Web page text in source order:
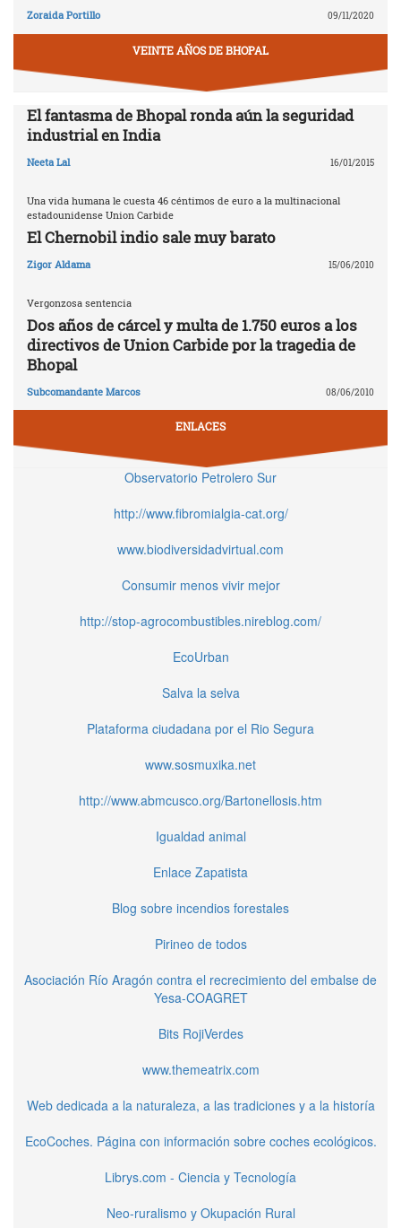
Zoraida Portillo 09/11/2020
VEINTE AÑOS DE BHOPAL
El fantasma de Bhopal ronda aún la seguridad
industrial en India
Neeta Lal 16/01/2015
Una vida humana le cuesta 46 céntimos de euro a la multinacional
estadounidense Union Carbide
El Chernobil indio sale muy barato
Zigor Aldama 15/06/2010
Vergonzosa sentencia
Dos años de cárcel y multa de 1.750 euros a los
directivos de Union Carbide por la tragedia de
Bhopal
Subcomandante Marcos 08/06/2010
ENLACES
Observatorio Petrolero Sur
http://www.fibromialgia-cat.org/
www.biodiversidadvirtual.com
Consumir menos vivir mejor
http://stop-agrocombustibles.nireblog.com/
EcoUrban
Salva la selva
Plataforma ciudadana por el Rio Segura
www.sosmuxika.net
http://www.abmcusco.org/Bartonellosis.htm
Igualdad animal
Enlace Zapatista
Blog sobre incendios forestales
Pirineo de todos
Asociación Río Aragón contra el recrecimiento del embalse de
Yesa-COAGRET
Bits RojiVerdes
www.themeatrix.com
Web dedicada a la naturaleza, a las tradiciones y a la historía
EcoCoches. Página con información sobre coches ecológicos.
Librys.com - Ciencia y Tecnología
Neo-ruralismo y Okupación Rural